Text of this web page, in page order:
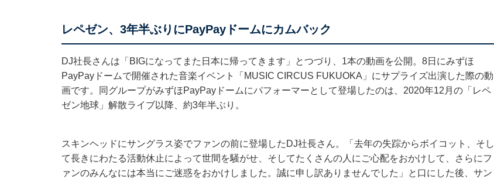
レペゼン、3年半ぶりにPayPayドームにカムバック
DJ社長さんは「BIGになってまた日本に帰ってきます」とつづり、1本の動画を公開。8日にみずほ
PayPayドームで開催された音楽イベント「MUSIC CIRCUS FUKUOKA」にサプライズ出演した際の動
画です。同グループがみずほPayPayドームにパフォーマーとして登場したのは、2020年12月の「レペ
ゼン地球」解散ライブ以降、約3年半ぶり。
スキンヘッドにサングラス姿でファンの前に登場したDJ社長さん。「去年の失踪からボイコット、そし
て長きにわたる活動休止によって世間を騒がせ、そしてたくさんの人にご心配をおかけして、さらにフ
ァンのみんなには本当にご迷惑をおかけしました。誠に申し訳ありませんでした」と口にした後、サン